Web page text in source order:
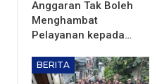
Anggaran Tak Boleh
Menghambat
Pelayanan kepada…
BERITA